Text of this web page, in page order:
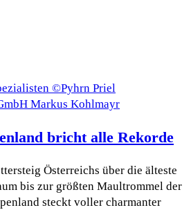
bricht alle Rekorde
Österreichs über die älteste
bis zur größten Maultrommel der
steckt voller charmanter